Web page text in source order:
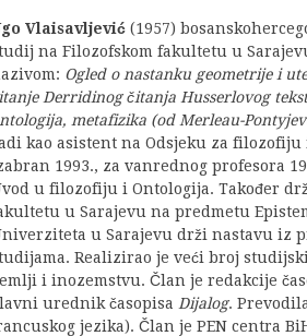
Vlaisavljević (1957)
na Filozofskom fakultetu u
Ogled o nastanku geometrije i
Derridinog čitanja Husserlovog
metafizika (od Merleau-
kao asistent na Odsjeku za
1993., za vanrednog profesora
u filozofiju i Ontologija. Također
u Sarajevu na predmetu
u Sarajevu drži nastavu iz
Realizirao je veći broj
i inozemstvu. Član je redakcije
urednik časopisa Dijalog.
jezika). Član je PEN centra